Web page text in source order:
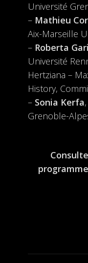
Université
– Mathieu
Aix-Marseille
– Roberta
Université
Hertziana –
History,
– Sonia Kerfa
Grenoble-